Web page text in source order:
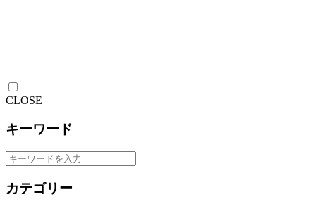
CLOSE
キーワード
カテゴリー